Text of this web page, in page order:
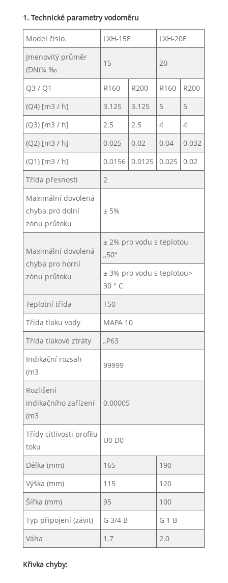
1. Technické parametry vodoměru
Model číslo. LXH-15E
LXH-20E
Jmenovitý průměr
(DNï¼ ‰
15 20
Q3 / Q1 R160 R200 R160
R200
(Q4) [m3 / h]
3.125 3.125 5
5
(Q3) [m3 / h]
2.5 2.5 4
4
(Q2) [m3 / h]
0.025 0.02 0.04
0.032
(Q1) [m3 / h]
0.0156 0.0125 0.025
0.02
Třída přesnosti
2
Maximální dovolená
chyba pro dolní
zónu průtoku
± 5%
Maximální dovolená
chyba pro horní
zónu průtoku
± 2% pro vodu s teplotou
„50“
± 3% pro vodu s teplotou>
30 ° C
Teplotní třída
T50
Třída tlaku vody
MAPA 10
Třída tlakové ztráty
„P63
Indikační rozsah
(m3
99999
Rozlišení
indikačního zařízení
(m3
0.00005
Třídy citlivosti profilu
toku
U0 D0
Délka (mm) 165
190
Výška (mm)
115
120
Šířka (mm)
95
100
Typ připojení (závit)
G 3/4 B
G 1 B
Váha
1.7 2.0
Křivka chyby: